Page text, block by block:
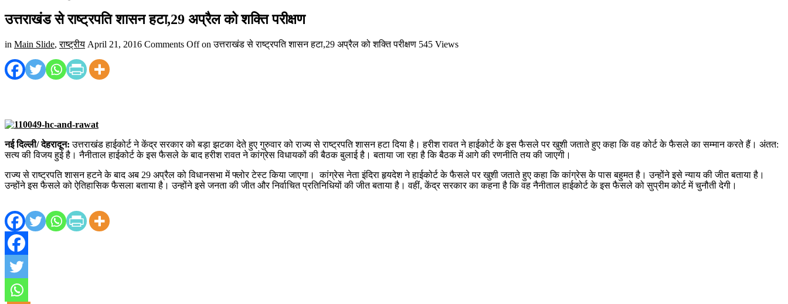
उत्तराखंड से राष्ट्रपति शासन हटा,29 अप्रैल को शक्ति परीक्षण
in Main Slide,राष्ट्रीय April 21, 2016 Comments Offon उत्तराखंड से राष्ट्रपति शासन हटा,29 अप्रैल को शक्ति परीक्षण 545 Views
नई दिल्ली/ देहरादून: उत्तराखंड हाईकोर्ट ने केंद्र सरकार को बड़ा झटका देते हुए गुरुवार को राज्य से राष्ट्रपति शासन हटा दिया है। हरीश रावत ने हाईकोर्ट के इस फैसले पर खुशी जताते हुए कहा कि वह कोर्ट के फैसले का सम्मान करते हैं। अंतत:
सत्य की विजय हुई है। नैनीताल हाईकोर्ट के इस फैसले के बाद हरीश रावत ने कांग्रेस विधायकों की बैठक बुलाई है। बताया जा रहा है कि बैठक में आगे की रणनीति तय की जाएगी।
राज्य से राष्ट्रपति शासन हटने के बाद अब 29 अप्रैल को विधानसभा में फ्लोर टेस्ट किया जाएगा। कांग्रेस नेता इंदिरा हृयदेश ने हाईकोर्ट के फैसले पर खुशी जताते हुए कहा कि कांग्रेस के पास बहुमत है। उन्होंने इसे न्याय की जीत बताया है।
उन्होंने इस फैसले को ऐतिहासिक फैसला बताया है। उन्होंने इसे जनता की जीत और निर्वाचित प्रतिनिधियों की जीत बताया है। वहीं, केंद्र सरकार का कहना है कि वह नैनीताल हाईकोर्ट के इस फैसले को सुप्रीम कोर्ट में चुनौती देगी।